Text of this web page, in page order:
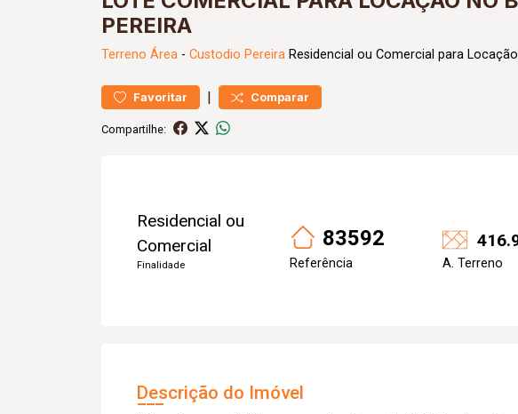
PEREIRA
Terreno Área - Custodio Pereira Residencial ou Comercial para
Favoritar | Comparar
Compartilhe:
Residencial ou
Comercial
Finalidade
83592
Referência A. Terreno
Descrição do Imóvel